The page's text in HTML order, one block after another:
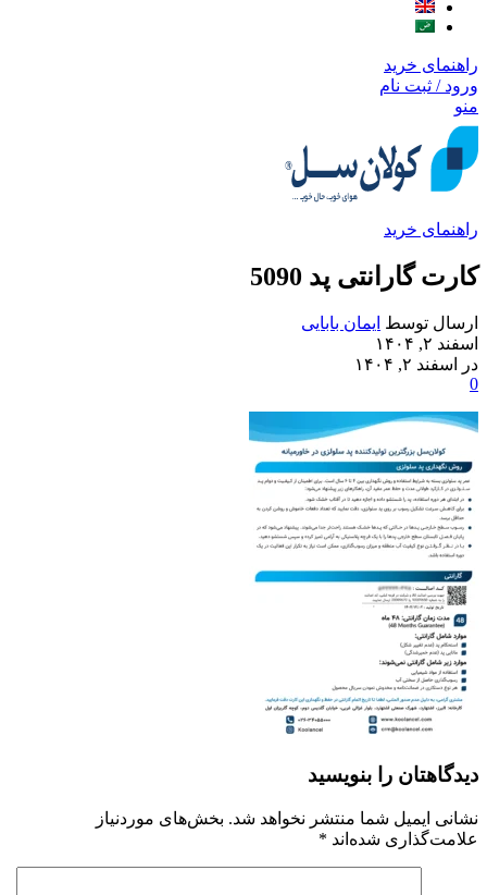
راهنمای خرید
ورود / ثبت نام
منو
راهنمای خرید
کارت گارانتی پد 5090
ارسال توسط ایمان بابایی
اسفند ۲, ۱۴۰۴
در اسفند ۲, ۱۴۰۴
0
دیدگاهتان را بنویسید
نشانی ایمیل شما منتشر نخواهد شد. بخش‌های موردنیاز
علامت‌گذاری شده‌اند *